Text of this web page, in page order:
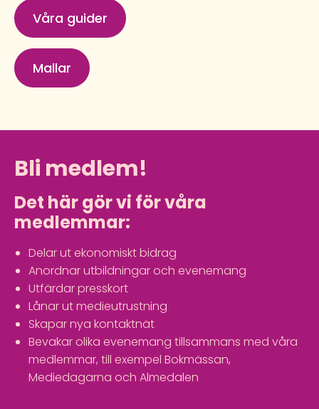
Våra guider
Mallar
Bli medlem!
Det här gör vi för våra
medlemmar:
Delar ut ekonomiskt bidrag
Anordnar utbildningar och evenemang
Utfärdar presskort
Lånar ut medieutrustning
Skapar nya kontaktnät
Bevakar olika evenemang tillsammans med våra
medlemmar, till exempel Bokmässan,
Mediedagarna och Almedalen